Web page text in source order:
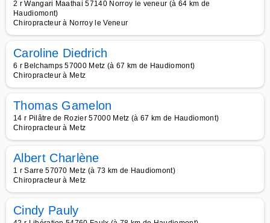
2 r Wangari Maathai 57140 Norroy le veneur (à 64 km de
Haudiomont)
Chiropracteur à Norroy le Veneur
Caroline Diedrich
6 r Belchamps 57000 Metz (à 67 km de Haudiomont)
Chiropracteur à Metz
Thomas Gamelon
14 r Pilâtre de Rozier 57000 Metz (à 67 km de Haudiomont)
Chiropracteur à Metz
Albert Charlène
1 r Sarre 57070 Metz (à 73 km de Haudiomont)
Chiropracteur à Metz
Cindy Pauly